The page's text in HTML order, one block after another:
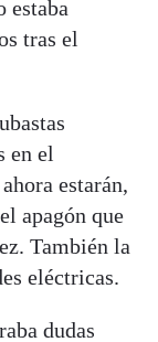
estaba
tras el
en el
estarán,
apagón que
También la
eléctricas.
dudas